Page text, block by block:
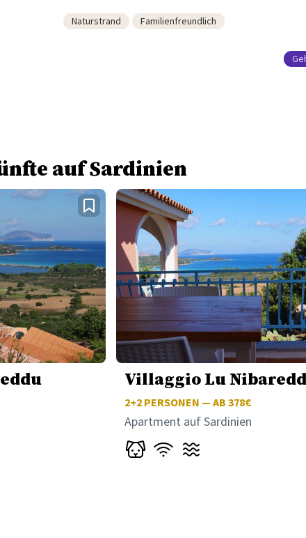
Naturstrand Familienfreundlich
auf Sardinien
Villaggio Lu
2+2PERSONEN — AB 378€
Apartment auf Sardinien